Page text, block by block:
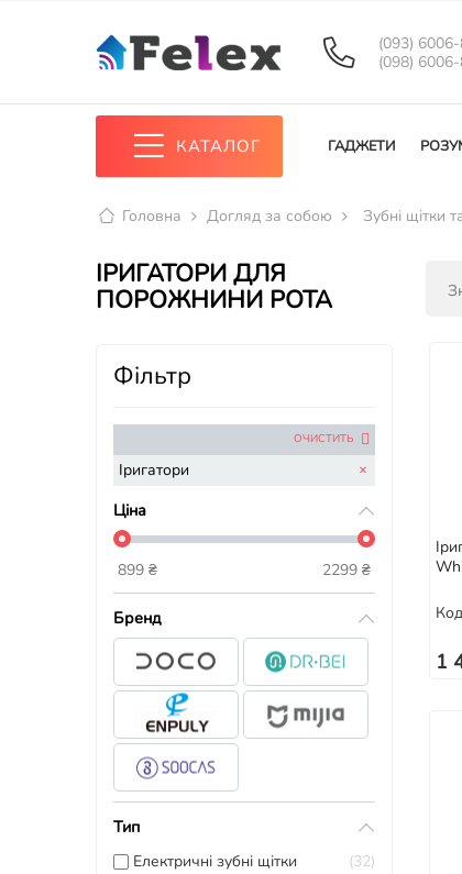
(093)
(098)
КАТАЛОГ ГАДЖЕТИ
Головна Догляд за собою Зубні щітки
ІРИГАТОРИ ДЛЯ
ПОРОЖНИНИ РОТА
Фільтр
ОЧИСТИТЬ
Іригатори
Ціна
899 ₴ 2299 ₴
Бренд
Тип
Електричні зубні щітки
32
1